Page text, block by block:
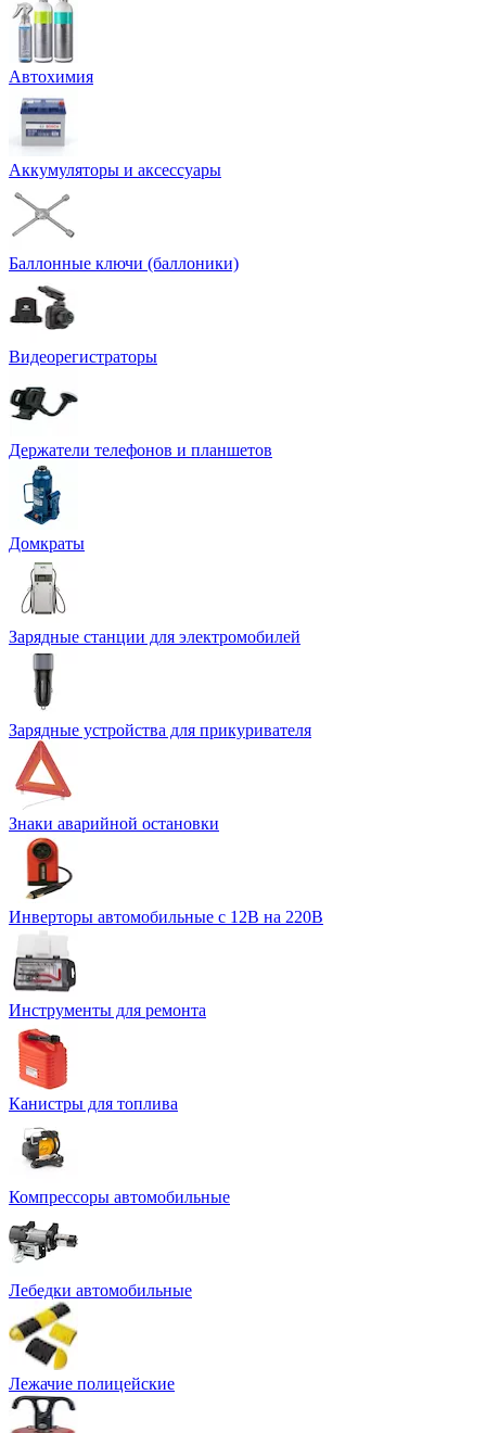
Автохимия
Аккумуляторы и аксессуары
Баллонные ключи (баллоники)
Видеорегистраторы
Держатели телефонов и планшетов
Домкраты
Зарядные станции для электромобилей
Зарядные устройства для прикуривателя
Знаки аварийной остановки
Инверторы автомобильные с 12В на 220В
Инструменты для ремонта
Канистры для топлива
Компрессоры автомобильные
Лебедки автомобильные
Лежачие полицейские